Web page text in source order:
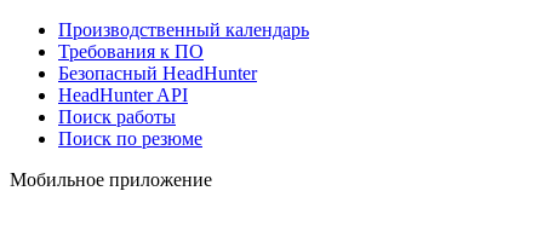
Производственный календарь
Требования к ПО
Безопасный HeadHunter
HeadHunter API
Поиск работы
Поиск по резюме
Мобильное приложение